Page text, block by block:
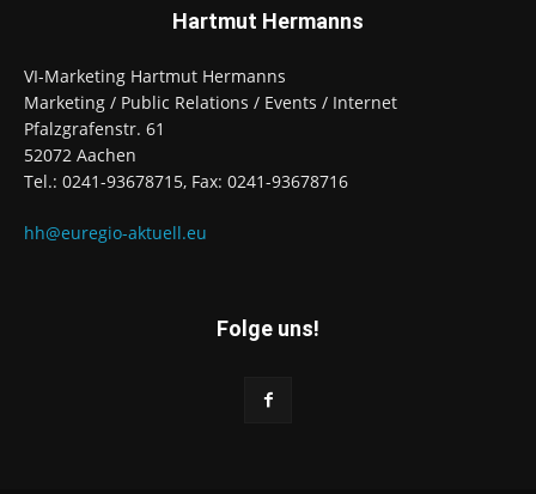
Hartmut Hermanns
VI-Marketing Hartmut Hermanns
Marketing / Public Relations / Events / Internet
Pfalzgrafenstr. 61
52072 Aachen
Tel.: 0241-93678715, Fax: 0241-93678716
hh@euregio-aktuell.eu
Folge uns!